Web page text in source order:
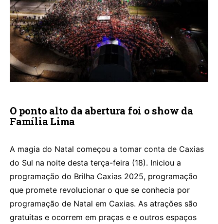
O ponto alto da abertura foi o show da
Família Lima
A magia do Natal começou a tomar conta de Caxias
do Sul na noite desta terça-feira (18). Iniciou a
programação do Brilha Caxias 2025, programação
que promete revolucionar o que se conhecia por
programação de Natal em Caxias. As atrações são
gratuitas e ocorrem em praças e e outros espaços